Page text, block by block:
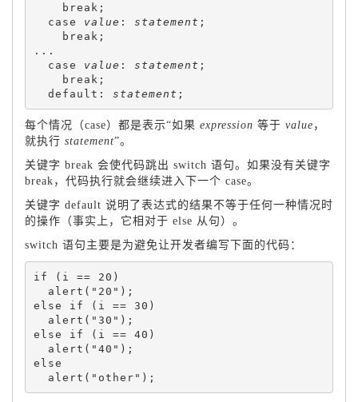
  case
value : statement ;
...
  case
value : statement ;
  default:
statement
每个情况（case）都是表示“如果 expression 等于 value ，
就执行 statement”。
关键字 break 会使代码跳出 switch 语句。如果没有关键字
break，代码执行就会继续进入下一个 case。
关键字 default 说明了表达式的结果不等于任何一种情况时
的操作（事实上，它相对于 else 从句）。
switch 语句主要是为避免让开发者编写下面的代码：
if (i == 20)
else if (i == 30)
else if (i == 40)
else